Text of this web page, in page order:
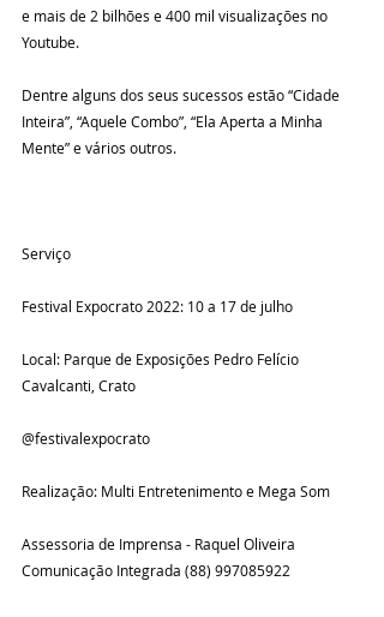
e mais de 2 bilhões e 400 mil visualizações no
Youtube.
Dentre alguns dos seus sucessos estão “Cidade
Inteira”, “Aquele Combo”, “Ela Aperta a Minha
Mente” e vários outros.
Serviço
Festival Expocrato 2022: 10 a 17 de julho
Local: Parque de Exposições Pedro Felício
Cavalcanti, Crato
@festivalexpocrato
Realização: Multi Entretenimento e Mega Som
Assessoria de Imprensa - Raquel Oliveira
Comunicação Integrada (88) 997085922